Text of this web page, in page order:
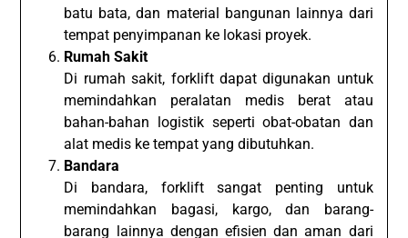
batu bata, dan material bangunan lainnya dari
tempat penyimpanan ke lokasi proyek.
Rumah Sakit
Di rumah sakit, forklift dapat digunakan untuk
memindahkan peralatan medis berat atau
bahan-bahan logistik seperti obat-obatan dan
alat medis ke tempat yang dibutuhkan.
Bandara
Di bandara, forklift sangat penting untuk
memindahkan bagasi, kargo, dan barang-
barang lainnya dengan efisien dan aman dari